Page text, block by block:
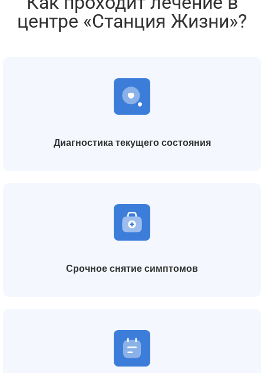
центре «Станция Жизни»?
Диагностика текущего состояния
Срочное снятие симптомов